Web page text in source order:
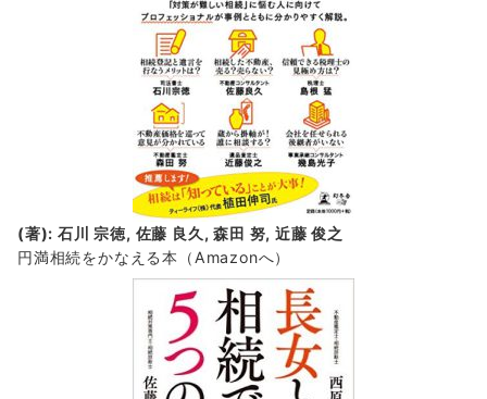
(著): 石川 宗徳, 佐藤 良久, 森田 努, 近藤 俊之
円満相続をかなえる本（Amazonへ）